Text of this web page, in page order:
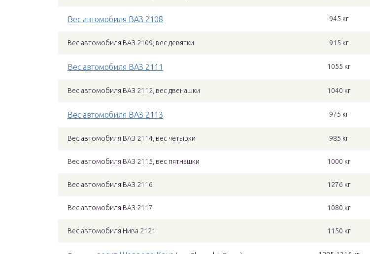
Вес автомобиля ВАЗ 2108 945 кг
Вес автомобиля ВАЗ 2109, вес девятки 915 кг
Вес автомобиля ВАЗ 2111 1055 кг
Вес автомобиля ВАЗ 2112, вес двенашки 1040 кг
Вес автомобиля ВАЗ 2113 975 кг
Вес автомобиля ВАЗ 2114, вес четырки 985 кг
Вес автомобиля ВАЗ 2115, вес пятнашки 1000 кг
Вес автомобиля ВАЗ 2116 1276 кг
Вес автомобиля ВАЗ 2117 1080 кг
Вес автомобиля Нива 2121 1150 кг